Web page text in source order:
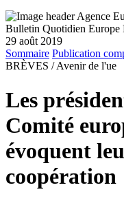
Bulletin Quotidien Europe
29 août 2019
Sommaire Publication
BRÈVES / Avenir de l'ue
Les
Comité
évoquent
coopération